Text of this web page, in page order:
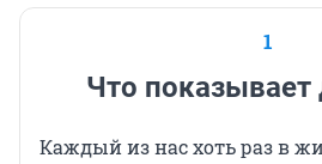
1
Что показывает
Каждый из нас хоть раз в